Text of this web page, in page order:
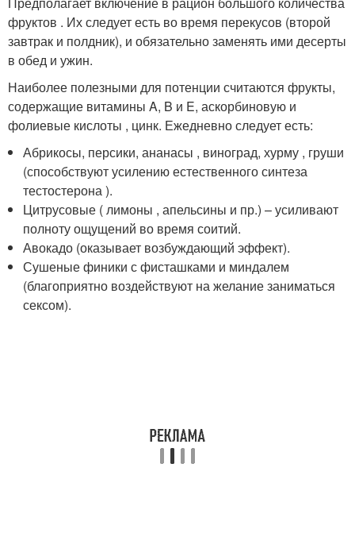
фруктов . Их следует есть во время перекусов (второй
завтрак и полдник), и обязательно заменять ими десерты
в обед и ужин.
Наиболее полезными для потенции считаются фрукты,
содержащие витамины A, B и E, аскорбиновую и
фолиевые кислоты , цинк. Ежедневно следует есть:
Абрикосы, персики, ананасы , виноград, хурму , груши
(способствуют усилению естественного синтеза
тестостерона ).
Цитрусовые ( лимоны , апельсины и пр.) – усиливают
полноту ощущений во время соитий.
Авокадо (оказывает возбуждающий эффект).
Сушеные финики с фисташками и миндалем
(благоприятно воздействуют на желание заниматься
сексом).